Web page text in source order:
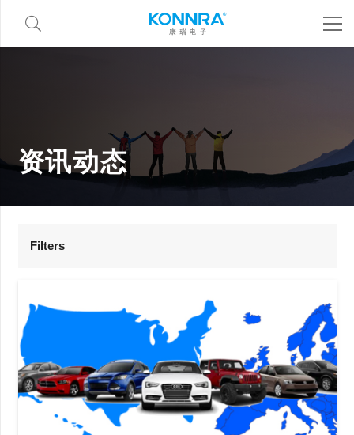
资讯动态
Filters